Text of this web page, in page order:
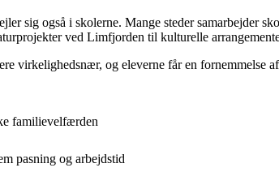
sig også i skolerne. Mange steder samarbejder
ved Limfjorden til kulturelle
virkelighedsnær, og eleverne får en fornemmelse
familievelfærden
pasning og arbejdstid